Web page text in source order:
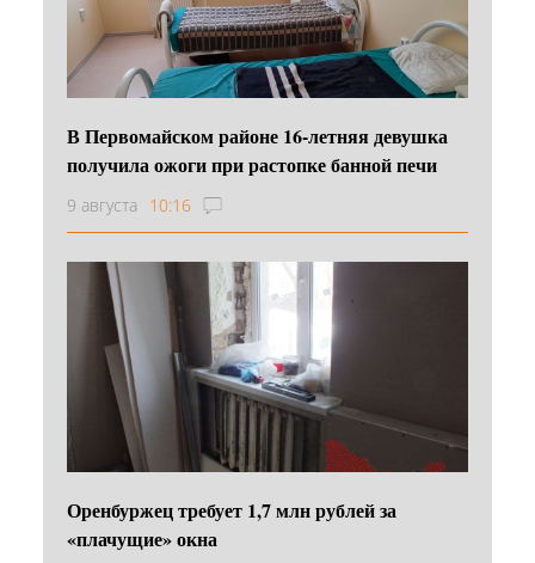
В Первомайском районе 16‑летняя девушка
получила ожоги при растопке банной печи
9 августа 10:16
Оренбуржец требует 1,7 млн рублей за
«плачущие» окна